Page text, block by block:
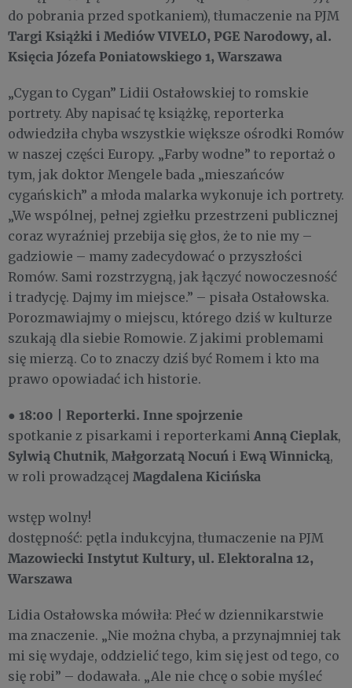
do pobrania przed spotkaniem), tłumaczenie na PJM
Targi Książki i Mediów VIVELO, PGE Narodowy, al.
Księcia Józefa Poniatowskiego 1, Warszawa
„Cygan to Cygan” Lidii Ostałowskiej to romskie
portrety. Aby napisać tę książkę, reporterka
odwiedziła chyba wszystkie większe ośrodki Romów
w naszej części Europy. „Farby wodne” to reportaż o
tym, jak doktor Mengele bada „mieszańców
cygańskich” a młoda malarka wykonuje ich portrety.
„We wspólnej, pełnej zgiełku przestrzeni publicznej
coraz wyraźniej przebija się głos, że to nie my –
gadziowie – mamy zadecydować o przyszłości
Romów. Sami rozstrzygną, jak łączyć nowoczesność
i tradycję. Dajmy im miejsce.” – pisała Ostałowska.
Porozmawiajmy o miejscu, którego dziś w kulturze
szukają dla siebie Romowie. Z jakimi problemami
się mierzą. Co to znaczy dziś być Romem i kto ma
prawo opowiadać ich historie.
● 18:00 Reporterki. Inne spojrzenie
spotkanie z pisarkami i reporterkamiAnną Cieplak,
Sylwią Chutnik, Małgorzatą Nocuń i Ewą Winnicką,
w roli prowadzącej Magdalena Kicińska
wstęp wolny!
dostępność: pętla indukcyjna, tłumaczenie na PJM
Mazowiecki Instytut Kultury, ul. Elektoralna 12,
Warszawa
Lidia Ostałowska mówiła: Płeć w dziennikarstwie
ma znaczenie. „Nie można chyba, a przynajmniej tak
mi się wydaje, oddzielić tego, kim się jest od tego, co
się robi” – dodawała. „Ale nie chcę o sobie myśleć